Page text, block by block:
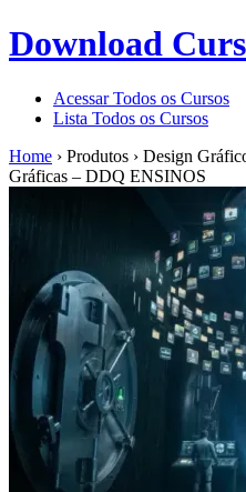
Download
Acessar Todos os Cursos
Lista Todos os Cursos
Home › Produtos › Design
Gráficas – DDQ ENSINOS